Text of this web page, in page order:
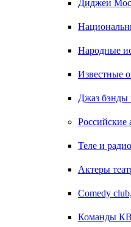
Диджеи
Народные
Известные
Джаз бэнды
Российские
Теле и
Актеры
Comedy
Команды